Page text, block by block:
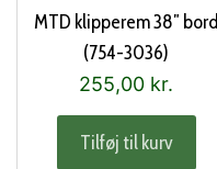
MTD klipperem 38″ bord
(754-3036)
255,00 kr.
Tilføj til kurv